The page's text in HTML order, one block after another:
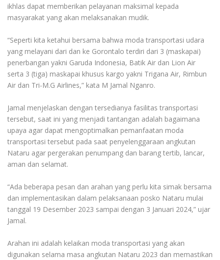
ikhlas dapat memberikan pelayanan maksimal kepada
masyarakat yang akan melaksanakan mudik.
“Seperti kita ketahui bersama bahwa moda transportasi udara
yang melayani dari dan ke Gorontalo terdiri dari 3 (maskapai)
penerbangan yakni Garuda Indonesia, Batik Air dan Lion Air
serta 3 (tiga) maskapai khusus kargo yakni Trigana Air, Rimbun
Air dan Tri-M.G Airlines,” kata M Jamal Nganro.
Jamal menjelaskan dengan tersedianya fasilitas transportasi
tersebut, saat ini yang menjadi tantangan adalah bagaimana
upaya agar dapat mengoptimalkan pemanfaatan moda
transportasi tersebut pada saat penyelenggaraan angkutan
Nataru agar pergerakan penumpang dan barang tertib, lancar,
aman dan selamat.
“Ada beberapa pesan dan arahan yang perlu kita simak bersama
dan implementasikan dalam pelaksanaan posko Nataru mulai
tanggal 19 Desember 2023 sampai dengan 3 Januari 2024,” ujar
Jamal.
Arahan ini adalah kelaikan moda transportasi yang akan
digunakan selama masa angkutan Nataru 2023 dan memastikan